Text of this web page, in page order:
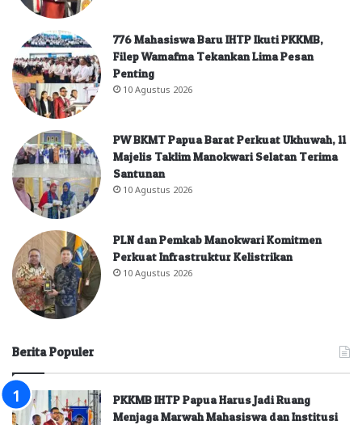
776 Mahasiswa Baru IHTP Ikuti PKKMB,
Filep Wamafma Tekankan Lima Pesan
Penting
10 Agustus 2026
PW BKMT Papua Barat Perkuat Ukhuwah, 11
Majelis Taklim Manokwari Selatan Terima
Santunan
10 Agustus 2026
PLN dan Pemkab Manokwari Komitmen
Perkuat Infrastruktur Kelistrikan
10 Agustus 2026
Berita Populer
PKKMB IHTP Papua Harus Jadi Ruang
Menjaga Marwah Mahasiswa dan Institusi